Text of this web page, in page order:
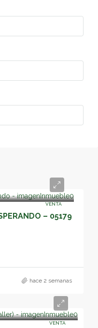
VENTA
– 05179
hace 2 semanas
VENTA